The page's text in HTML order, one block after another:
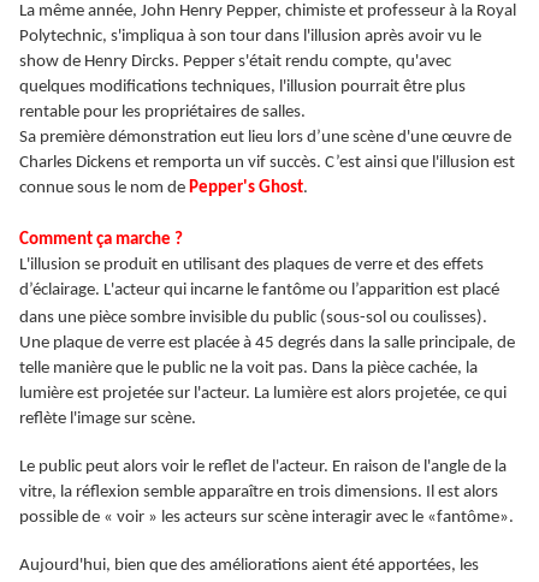
La même année, John Henry Pepper, chimiste et professeur à la Royal
Polytechnic, s'impliqua à son tour dans l'illusion après avoir vu le
show de Henry Dircks. Pepper s'était rendu compte, qu'avec
quelques modifications techniques, l'illusion pourrait être plus
rentable pour les propriétaires de salles.
Sa première démonstration eut lieu lors d’une scène d'une œuvre de
Charles Dickens et remporta un vif succès. C’est ainsi que l'illusion est
connue sous le nom de Pepper's Ghost.
Comment ça marche ?
L'illusion se produit en utilisant des plaques de verre et des effets
d’éclairage. L'acteur qui incarne le fantôme ou l’apparition est placé
dans une pièce sombre invisible du public (sous-sol ou coulisses).
Une plaque de verre est placée à 45 degrés dans la salle principale, de
telle manière que le public ne la voit pas. Dans la pièce cachée, la
lumière est projetée sur l'acteur. La lumière est alors projetée, ce qui
reflète l'image sur scène.
Le public peut alors voir le reflet de l'acteur. En raison de l'angle de la
vitre, la réflexion semble apparaître en trois dimensions. Il est alors
possible de « voir » les acteurs sur scène interagir avec le «fantôme».
Aujourd'hui, bien que des améliorations aient été apportées, les